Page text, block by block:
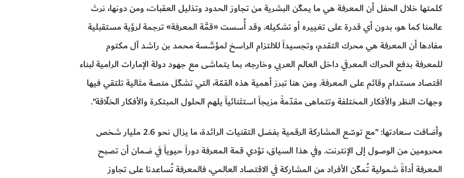
كلمتها خلال الحفل أن المعرفة هي ما يمكّن البشرية من تجاوز الحدود وتذليل العقبات، ومن دونها، نرث
عالمنا كما هو، بدون أي قدرة على تغييره أو تشكيله. وقد أُسست «قمَّة المعرفة» ترجمة لرؤية مستقبلية
مفادها أن المعرفة هي محرك التقدم، وتجسيداً للالتزام الراسخ لمؤسَّسة محمد بن راشد آل مكتوم
للمعرفة بدفع الحراك المعرفي داخل العالم العربي وخارجه، بما يتماشى مع جهود دولة الإمارات الرامية لبناء
اقتصاد مستدام وقائم على المعرفة. ومن هنا تبرز أهمية هذه القمّة، التي تشكّل منصة مثالية تلتقي فيها
وجهات النظر والأفكار المختلفة وتتماهى مقدّمةً مزيجاً استثنائياً يلهم الحلول المبتكرة والأفكار الخلّاقة".
وأضافت سعادتها: "مع توسّع المشاركة الرقمية بفضل التقنيات الرائدة، ما يزال نحو 2.6 مليار شخص
محرومين من الوصول إلى الإنترنت. وفي هذا السياق، تؤدي قمة المعرفة دوراً حيوياً في ضمان أن تصبح
المعرفة أداةً شمولية تُمكّن الأفراد من المشاركة في الاقتصاد العالمي، فالمعرفة تُساعدنا على تجاوز